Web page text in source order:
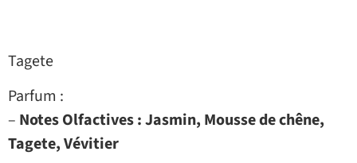
Tagete
Parfum :
– Notes Olfactives : Jasmin, Mousse de chêne,
Tagete, Vévitier